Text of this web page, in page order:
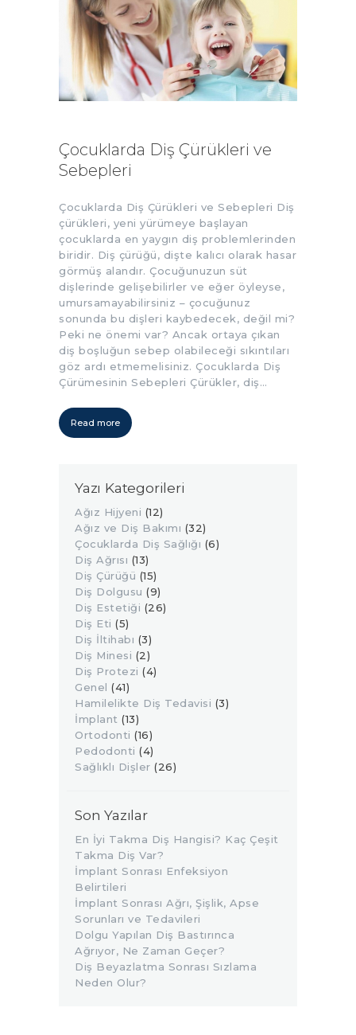
Çocuklarda Diş Çürükleri ve
Sebepleri
Çocuklarda Diş Çürükleri ve Sebepleri Diş
çürükleri, yeni yürümeye başlayan
çocuklarda en yaygın diş problemlerinden
biridir. Diş çürüğü, dişte kalıcı olarak hasar
görmüş alandır. Çocuğunuzun süt
dişlerinde gelişebilirler ve eğer öyleyse,
umursamayabilirsiniz – çocuğunuz
sonunda bu dişleri kaybedecek, değil mi?
Peki ne önemi var? Ancak ortaya çıkan
diş boşluğun sebep olabileceği sıkıntıları
göz ardı etmemelisiniz. Çocuklarda Diş
Çürümesinin Sebepleri Çürükler, diş…
Read more
Yazı Kategorileri
Ağız Hijyeni (12)
Ağız ve Diş Bakımı (32)
Çocuklarda Diş Sağlığı (6)
Diş Ağrısı (13)
Diş Çürüğü (15)
Diş Dolgusu (9)
Diş Estetiği (26)
Diş Eti (5)
Diş İltihabı (3)
Diş Minesi (2)
Diş Protezi (4)
Genel (41)
Hamilelikte Diş Tedavisi (3)
İmplant (13)
Ortodonti (16)
Pedodonti (4)
Sağlıklı Dişler (26)
Son Yazılar
En İyi Takma Diş Hangisi? Kaç Çeşit
Takma Diş Var?
İmplant Sonrası Enfeksiyon
Belirtileri
İmplant Sonrası Ağrı, Şişlik, Apse
Sorunları ve Tedavileri
Dolgu Yapılan Diş Bastırınca
Ağrıyor, Ne Zaman Geçer?
Diş Beyazlatma Sonrası Sızlama
Neden Olur?